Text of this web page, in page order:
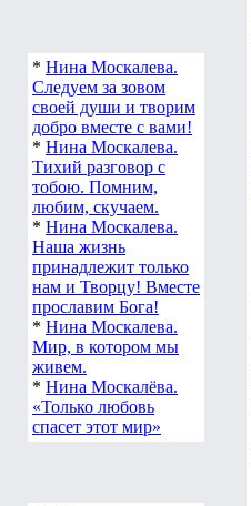
* Нина Москалева.
Следуем за зовом
своей души и творим
добро вместе с вами!
* Нина Москалева.
Тихий разговор с
тобою. Помним,
любим, скучаем.
* Нина Москалева.
Наша жизнь
принадлежит только
нам и Творцу! Вместе
прославим Бога!
* Нина Москалева.
Мир, в котором мы
живем.
* Нина Москалёва.
«Только любовь
спасет этот мир»